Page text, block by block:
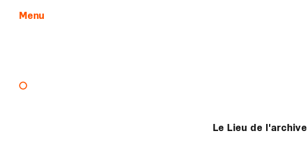
Menu
Le Lieu de l'archive